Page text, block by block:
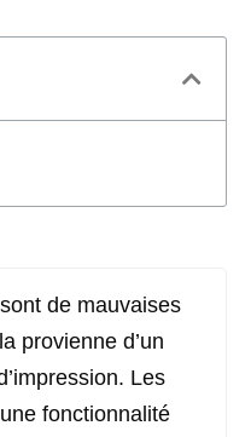
de mauvaises
provienne d’un
Les
fonctionnalité